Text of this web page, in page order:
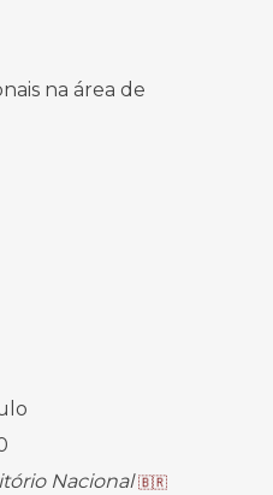
na área de
Nacional🇧🇷